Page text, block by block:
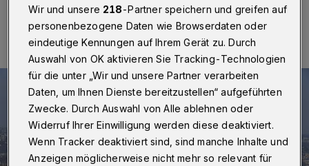
10.01.2025 , 09:30 Uhr Eine Minute Lesezeit
Wir und unsere 218-Partner speichern und greifen auf
personenbezogene Daten wie Browserdaten oder
eindeutige Kennungen auf Ihrem Gerät zu. Durch
Auswahl von OK aktivieren Sie Tracking-Technologien
für die unter „Wir und unsere Partner verarbeiten
Daten, um Ihnen Dienste bereitzustellen“ aufgeführten
Zwecke. Durch Auswahl von Alle ablehnen oder
Widerruf Ihrer Einwilligung werden diese deaktiviert.
Wenn Tracker deaktiviert sind, sind manche Inhalte und
Anzeigen möglicherweise nicht mehr so relevant für